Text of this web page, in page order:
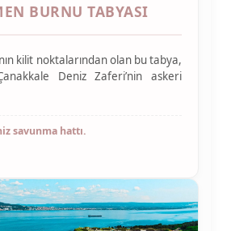
BURNU TABYASI
kilit noktalarından olan bu tabya,
Deniz Zaferi’nin askeri
savunma hattı.